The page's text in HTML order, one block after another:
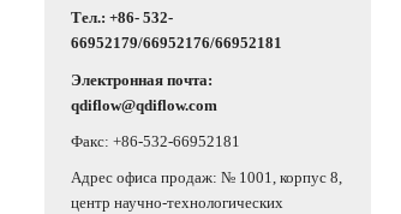
Тел.: +86- 532-
66952179/66952176/66952181
Электронная почта:
qdiflow@qdiflow.com
Факс: +86-532-66952181
Адрес офиса продаж: № 1001, корпус 8,
центр научно-технологических